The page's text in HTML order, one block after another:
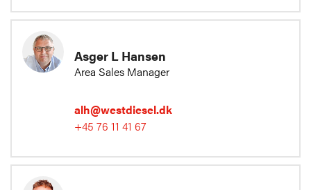
Asger L Hansen
Area Sales Manager
alh@westdiesel.dk
+45 76 11 41 67